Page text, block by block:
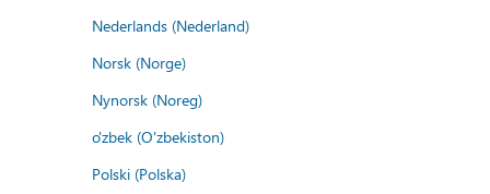
Nederlands (Nederland)
Norsk (Norge)
Nynorsk (Noreg)
o'zbek (O'zbekiston)
Polski (Polska)